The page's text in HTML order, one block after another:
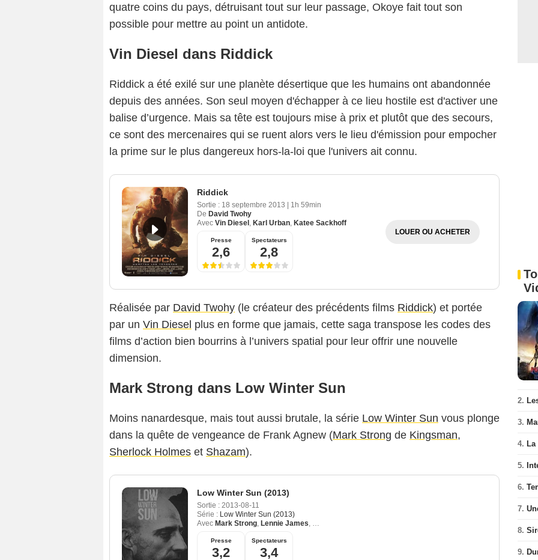
quatre coins du pays, détruisant tout sur leur passage, Okoye fait tout son
possible pour mettre au point un antidote.
Vin Diesel dans Riddick
Riddick a été exilé sur une planète désertique que les humains ont abandonnée
depuis des années. Son seul moyen d'échapper à ce lieu hostile est d'activer une
balise d’urgence. Mais sa tête est toujours mise à prix et plutôt que des secours,
ce sont des mercenaires qui se ruent alors vers le lieu d'émission pour empocher
la prime sur le plus dangereux hors-la-loi que l'univers ait connu.
Riddick
Sortie : 18 septembre 2013 | 1h 59min
De David Twohy
Avec Vin Diesel Karl Urban Katee Sackhoff
Presse
2,6
Spectateurs
2,8
LOUER OU ACHETER
Réalisée par David Twohy (le créateur des précédents films Riddick) et portée
par un Vin Diesel plus en forme que jamais, cette saga transpose les codes des
films d’action bien bourrins à l’univers spatial pour leur offrir une nouvelle
dimension.
Mark Strong dans Low Winter Sun
Moins nanardesque, mais tout aussi brutale, la série Low Winter Sun vous plonge
dans la quête de vengeance de Frank Agnew (Mark Strong de Kingsman,
Sherlock Holmes et Shazam).
Low Winter Sun (2013)
Sortie : 2013-08-11
Série : Low Winter Sun (2013)
Avec Mark Strong Lennie James
Presse
3,2
Spectateurs
3,4
2.
3.
4.
5.
6.
7.
8.
9.